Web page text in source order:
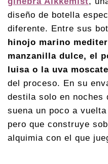
diseño de botella
diferente. Entre sus
hinojo marino
manzanilla dulce, el
luisa o la uva
del proceso. En su
destila solo en noches
suena un poco a
pero que construye
alquimia con el que